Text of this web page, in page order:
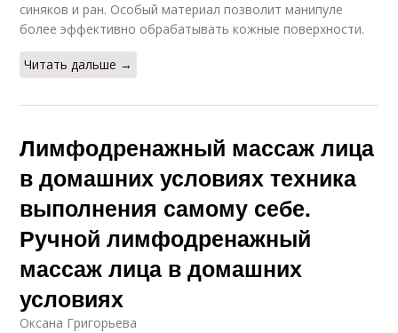
синяков и ран. Особый материал позволит манипуле
более эффективно обрабатывать кожные поверхности.
Читать дальше →
Лимфодренажный массаж лица
в домашних условиях техника
выполнения самому себе.
Ручной лимфодренажный
массаж лица в домашних
условиях
Оксана Григорьева